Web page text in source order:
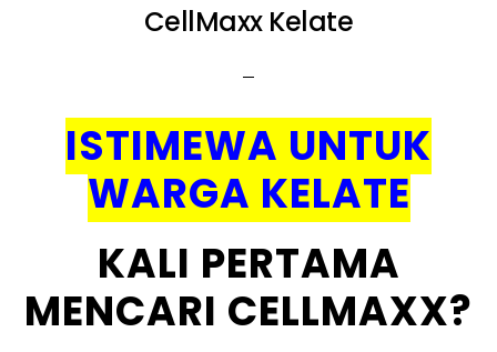
CellMaxx Kelate
ISTIMEWA UNTUK
WARGA KELATE
KALI PERTAMA
MENCARI CELLMAXX?